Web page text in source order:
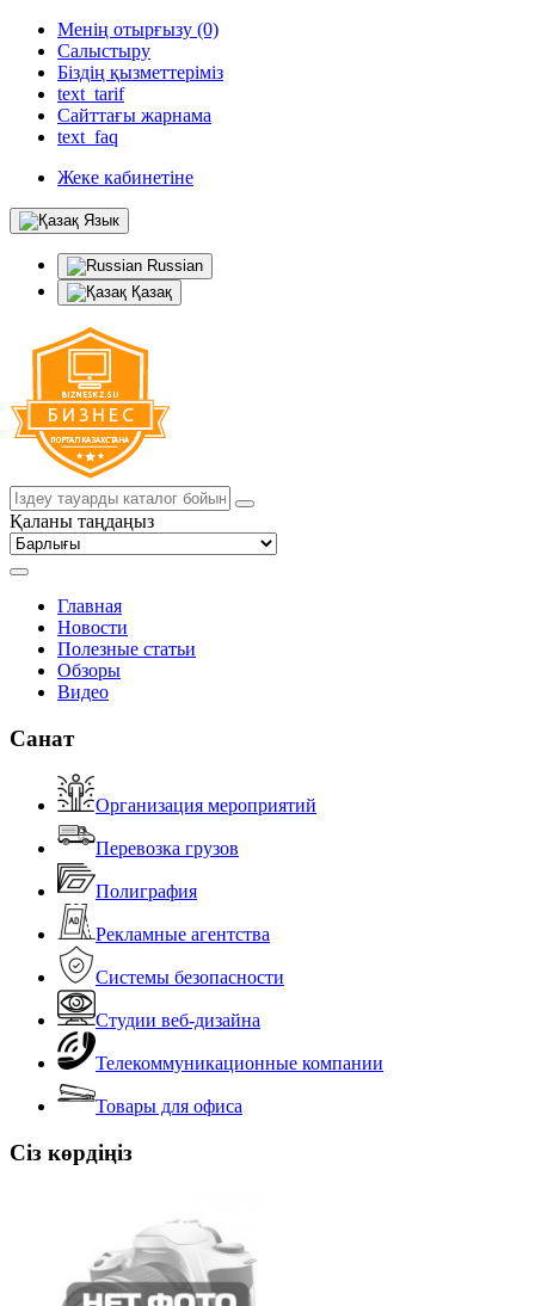
Менің отырғызу (0)
Салыстыру
Біздің қызметтеріміз
text_tarif
Сайттағы жарнама
text_faq
Жеке кабинетіне
Язык
Russian
Қазақ
Қаланы таңдаңыз
Главная
Новости
Полезные статьи
Обзоры
Видео
Санат
Организация мероприятий
Перевозка грузов
Полиграфия
Рекламные агентства
Системы безопасности
Студии веб-дизайна
Телекоммуникационные компании
Товары для офиса
Сіз көрдіңіз